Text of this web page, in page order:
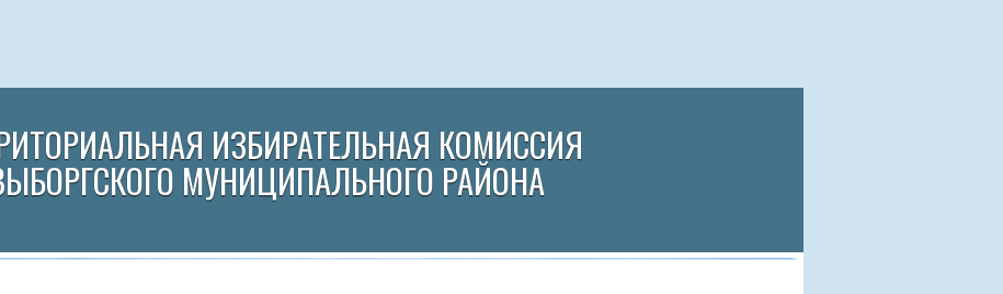
ИЗБИРАТЕЛЬНАЯ КОМИССИЯ
МУНИЦИПАЛЬНОГО РАЙОНА